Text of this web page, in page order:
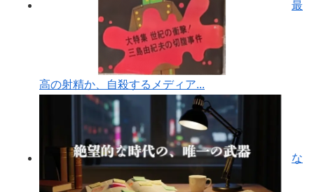
最
高の射精か、自殺するメディア...
な